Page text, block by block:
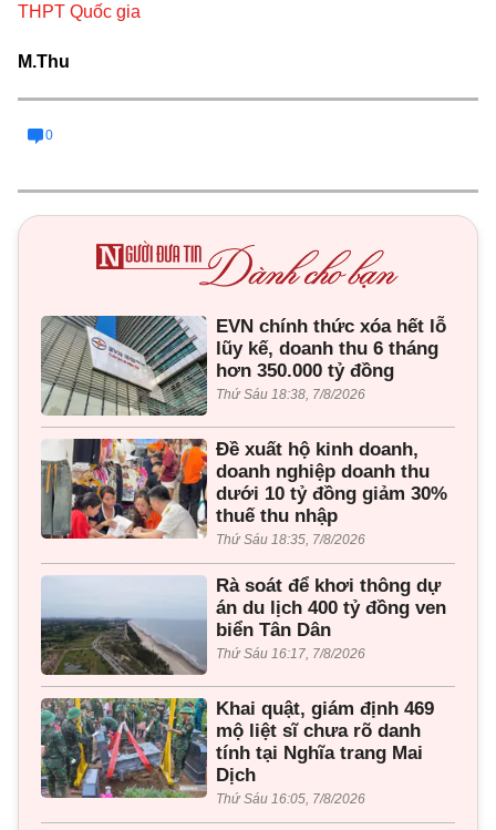
THPT Quốc gia
M.Thu
0
EVN chính thức xóa hết lỗ
lũy kế, doanh thu 6 tháng
hơn 350.000 tỷ đồng
Thứ Sáu 18:38, 7/8/2026
Đề xuất hộ kinh doanh,
doanh nghiệp doanh thu
dưới 10 tỷ đồng giảm 30%
thuế thu nhập
Thứ Sáu 18:35, 7/8/2026
Rà soát để khơi thông dự
án du lịch 400 tỷ đồng ven
biển Tân Dân
Thứ Sáu 16:17, 7/8/2026
Khai quật, giám định 469
mộ liệt sĩ chưa rõ danh
tính tại Nghĩa trang Mai
Dịch
Thứ Sáu 16:05, 7/8/2026